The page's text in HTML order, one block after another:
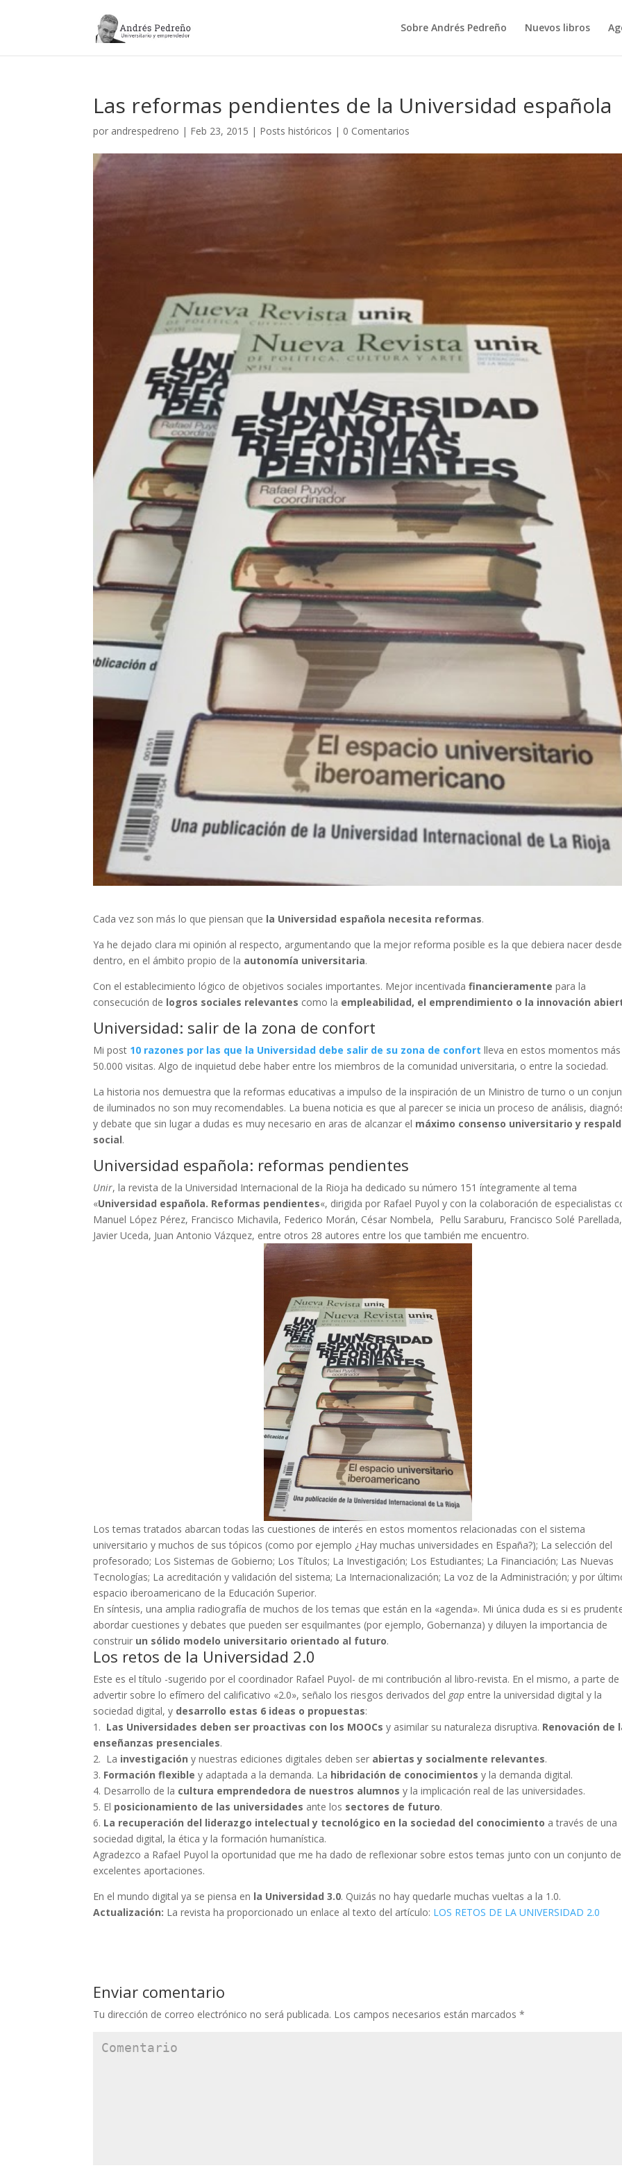
Sobre Andrés Pedreño Nuevos libros
Las reformas pendientes de la Universidad española
por andrespedreno | Feb 23, 2015 | Posts históricos | 0 Comentarios
Cada vez son más lo que piensan que la Universidad española necesita reformas.
Ya he dejado clara mi opinión al respecto, argumentando que la mejor reforma posible es la que debiera nacer desde
dentro, en el ámbito propio de la autonomía universitaria.
Con el establecimiento lógico de objetivos sociales importantes. Mejor incentivadafinancieramente para la
consecución de logros sociales relevantes como la empleabilidad, el emprendimiento o la innovación
Universidad: salir de la zona de confort
Mi post 10 razones por las que la Universidad debe salir de su zona de confort lleva en estos momentos más
50.000 visitas. Algo de inquietud debe haber entre los miembros de la comunidad universitaria, o entre la sociedad.
La historia nos demuestra que la reformas educativas a impulso de la inspiración de un Ministro de turno o un
de iluminados no son muy recomendables. La buena noticia es que al parecer se inicia un proceso de análisis,
y debate que sin lugar a dudas es muy necesario en aras de alcanzar el máximo consenso universitario y
social.
Universidad española: reformas pendientes
Unir, la revista de la Universidad Internacional de la Rioja ha dedicado su número 151 íntegramente al tema
«Universidad española. Reformas pendientes«, dirigida por Rafael Puyol y con la colaboración de especialistas
Manuel López Pérez, Francisco Michavila, Federico Morán, César Nombela, Pellu Saraburu, Francisco Solé Parellada,
Javier Uceda, Juan Antonio Vázquez, entre otros 28 autores entre los que también me encuentro.
Los temas tratados abarcan todas las cuestiones de interés en estos momentos relacionadas con el sistema
universitario y muchos de sus tópicos (como por ejemplo ¿Hay muchas universidades en España?); La selección del
profesorado; Los Sistemas de Gobierno; Los Títulos; La Investigación; Los Estudiantes; La Financiación; Las Nuevas
Tecnologías; La acreditación y validación del sistema; La Internacionalización; La voz de la Administración; y por
espacio iberoamericano de la Educación Superior.
En síntesis, una amplia radiografía de muchos de los temas que están en la «agenda». Mi única duda es si es
abordar cuestiones y debates que pueden ser esquilmantes (por ejemplo, Gobernanza) y diluyen la importancia de
construir un sólido modelo universitario orientado al futuro.
Los retos de la Universidad 2.0
Este es el título -sugerido por el coordinador Rafael Puyol- de mi contribución al libro-revista. En el mismo, a parte de
advertir sobre lo efímero del calificativo «2.0», señalo los riesgos derivados del gap entre la universidad digital y la
sociedad digital, y desarrollo estas 6 ideas o propuestas:
1. Las Universidades deben ser proactivas con los MOOCs y asimilar su naturaleza disruptiva. Renovación de
enseñanzas presenciales.
2. La investigación y nuestras ediciones digitales deben ser abiertas y socialmente relevantes.
3. Formación flexible y adaptada a la demanda. La hibridación de conocimientos y la demanda digital.
4. Desarrollo de la cultura emprendedora de nuestros alumnos y la implicación real de las universidades.
5. El posicionamiento de las universidades ante los sectores de futuro.
6. La recuperación del liderazgo intelectual y tecnológico en la sociedad del conocimiento a través de una
sociedad digital, la ética y la formación humanística.
Agradezco a Rafael Puyol la oportunidad que me ha dado de reflexionar sobre estos temas junto con un conjunto de
excelentes aportaciones.
En el mundo digital ya se piensa en la Universidad 3.0. Quizás no hay quedarle muchas vueltas a la 1.0.
Actualización: La revista ha proporcionado un enlace al texto del artículo: LOS RETOS DE LA UNIVERSIDAD 2.0
Enviar comentario
Tu dirección de correo electrónico no será publicada. Los campos necesarios están marcados*